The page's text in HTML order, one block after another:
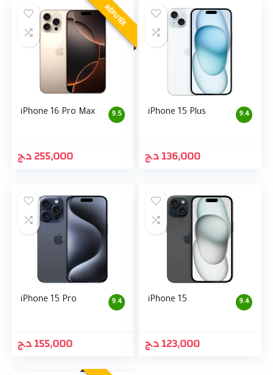
RÉPUTÉE
9.5
iPhone 16 Pro Max
255,000د.ج
9.4
iPhone 15 Plus
136,000د.ج
9.4
iPhone 15 Pro
155,000د.ج
9.4
iPhone 15
123,000د.ج